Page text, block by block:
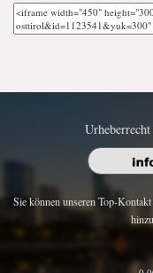
Sie können unseren Top-